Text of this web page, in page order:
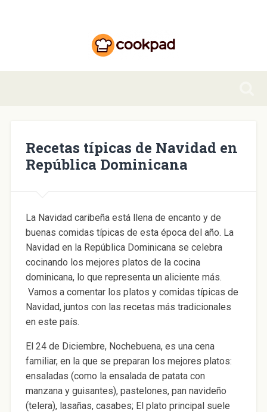
Recetas típicas de Navidad en
República Dominicana
La Navidad caribeña está llena de encanto y de
buenas comidas típicas de esta época del año. La
Navidad en la República Dominicana se celebra
cocinando los mejores platos de la cocina
dominicana, lo que representa un aliciente más.
Vamos a comentar los platos y comidas típicas de
Navidad, juntos con las recetas más tradicionales
en este país.
El 24 de Diciembre, Nochebuena, es una cena
familiar, en la que se preparan los mejores platos:
ensaladas (como la ensalada de patata con
manzana y guisantes), pastelones, pan navideño
(telera), lasañas, casabes; El plato principal suele